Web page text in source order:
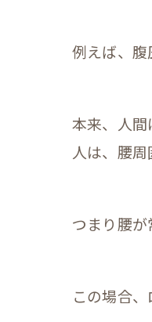
例えば、腹
本来、人
人は、腰周
つまり腰が
この場合